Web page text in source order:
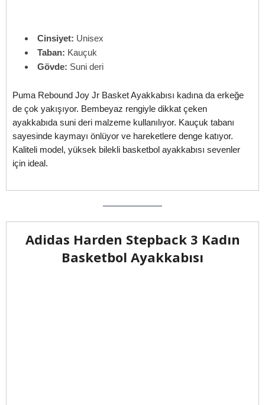
Cinsiyet: Unisex
Taban: Kauçuk
Gövde: Suni deri
Puma Rebound Joy Jr Basket Ayakkabısı kadına da erkeğe
de çok yakışıyor. Bembeyaz rengiyle dikkat çeken
ayakkabıda suni deri malzeme kullanılıyor. Kauçuk tabanı
sayesinde kaymayı önlüyor ve hareketlere denge katıyor.
Kaliteli model, yüksek bilekli basketbol ayakkabısı sevenler
için ideal.
Adidas Harden Stepback 3 Kadın
Basketbol Ayakkabısı